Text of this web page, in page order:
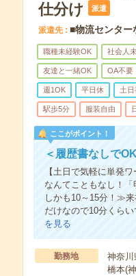
仕分け
派遣
派遣先 ■物流センタ
職種未経験OK 社会人
友達と一緒OK OA不要
週1OK 平日休 土
駅歩5分 服装自由
ここがポイント！
＜履歴書なしで
【土日で気軽に単発
なんてこともなし！
しかも10～15分！≫
だけなので10分くら
を見る
勤務地 神奈川
橋本(